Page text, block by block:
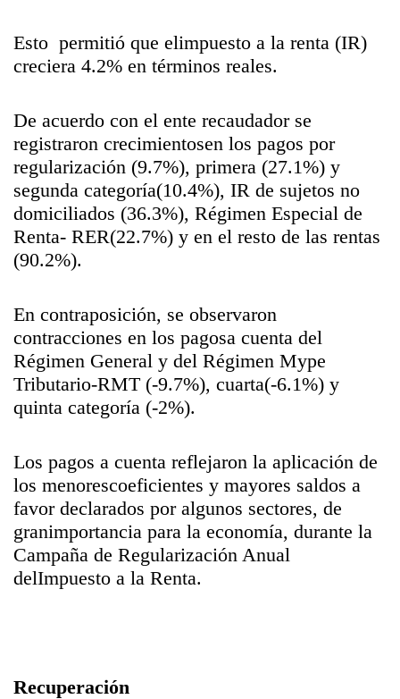
Esto permitió que elimpuesto a la renta (IR)
creciera 4.2% en términos reales.
De acuerdo con el ente recaudador se
registraron crecimientosen los pagos por
regularización (9.7%), primera (27.1%) y
segunda categoría(10.4%), IR de sujetos no
domiciliados (36.3%), Régimen Especial de
Renta- RER(22.7%) y en el resto de las rentas
(90.2%).
En contraposición, se observaron
contracciones en los pagosa cuenta del
Régimen General y del Régimen Mype
Tributario-RMT (-9.7%), cuarta(-6.1%) y
quinta categoría (-2%).
Los pagos a cuenta reflejaron la aplicación de
los menorescoeficientes y mayores saldos a
favor declarados por algunos sectores, de
granimportancia para la economía, durante la
Campaña de Regularización Anual
delImpuesto a la Renta.
Recuperación